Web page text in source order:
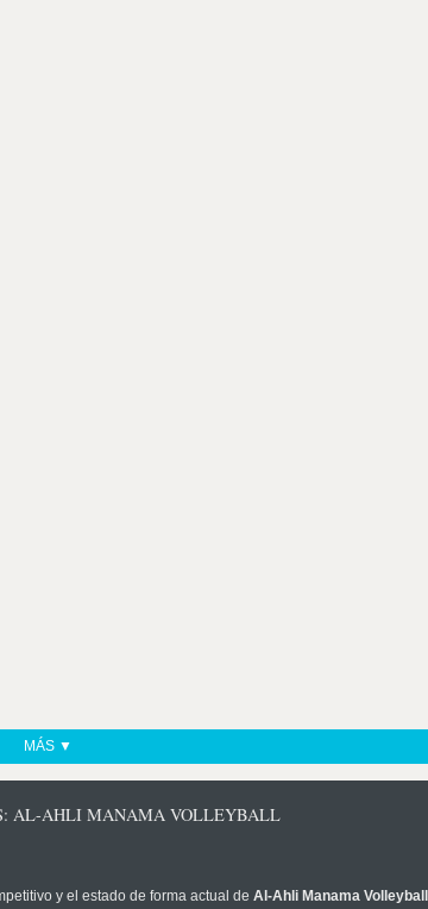
MÁS ▼
AL-AHLI MANAMA VOLLEYBALL
y el estado de forma actual de Al-Ahli Manama Volleyball